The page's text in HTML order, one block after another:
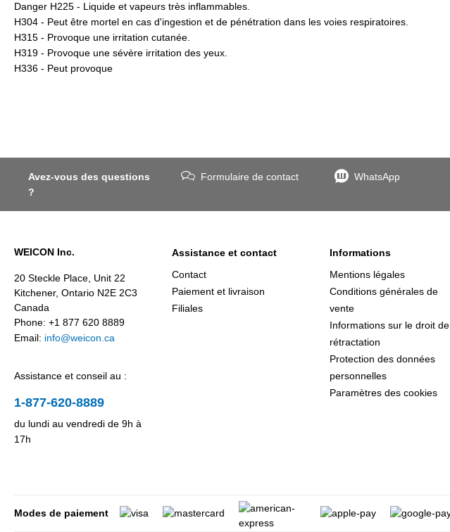
Danger H225 - Liquide et vapeurs très inflammables.
H304 - Peut être mortel en cas d'ingestion et de pénétration dans les voies respiratoires.
H315 - Provoque une irritation cutanée.
H319 - Provoque une sévère irritation des yeux.
H336 - Peut provoque
Avez-vous des questions
?
Formulaire de contact WhatsApp
WEICON Inc.
20 Steckle Place, Unit 22
Kitchener, Ontario N2E 2C3
Canada
Phone: +1 877 620 8889
Email: info@weicon.ca
Assistance et conseil au :
1-877-620-8889
du lundi au vendredi de 9h à
17h
Assistance et contact
Contact
Paiement et livraison
Filiales
Informations
Mentions légales
Conditions générales de
vente
Informations sur le droit de
rétractation
Protection des données
personnelles
Paramètres des cookies
Modes de paiement